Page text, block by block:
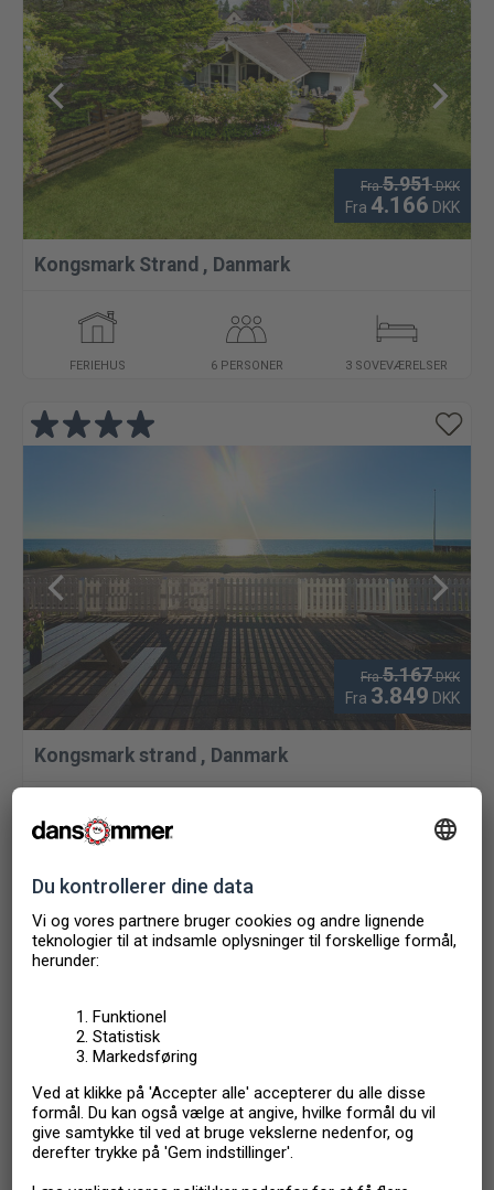
Fra5.951 DKK
Fra 4.166 DKK
Kongsmark Strand , Danmark
FERIEHUS 6 PERSONER 3 SOVEVÆRELSER
Fra5.167 DKK
Fra 3.849 DKK
Kongsmark strand , Danmark
Inkluderet i prisen:rengøring
Are you considering
renting out your property?